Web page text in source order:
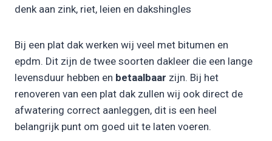
denk aan zink, riet, leien en dakshingles
Bij een plat dak werken wij veel met bitumen en
epdm. Dit zijn de twee soorten dakleer die een lange
levensduur hebben en betaalbaar zijn. Bij het
renoveren van een plat dak zullen wij ook direct de
afwatering correct aanleggen, dit is een heel
belangrijk punt om goed uit te laten voeren.